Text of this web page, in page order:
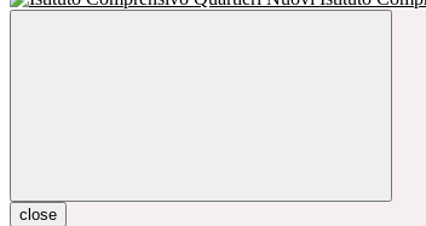
close